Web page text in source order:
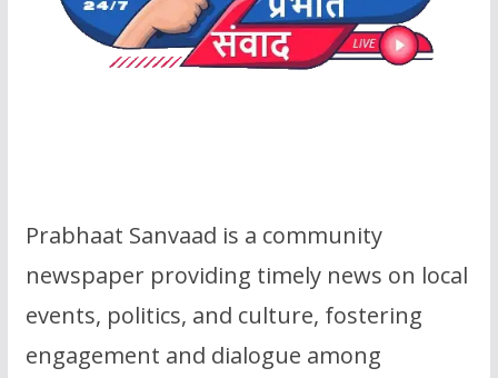
Prabhaat Sanvaad is a community
newspaper providing timely news on local
events, politics, and culture, fostering
engagement and dialogue among